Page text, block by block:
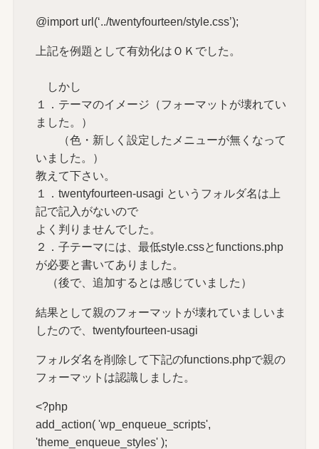
@import url(‘../twentyfourteen/style.css’);
上記を例題として有効化はＯＫでした。
しかし
１．テーマのイメージ（フォーマットが壊れてい
ました。）
（色・新しく設定したメニューが無くなって
いました。）
教えて下さい。
１．twentyfourteen-usagi というフォルダ名は上
記で記入がないので
よく判りませんでした。
２．子テーマには、最低style.cssとfunctions.php
が必要と書いてありました。
（後で、追加するとは感じていました）
結果として親のフォーマットが壊れていましいま
したので、twentyfourteen-usagi
フォルダ名を削除して下記のfunctions.phpで親の
フォーマットは認識しました。
<?php
add_action( 'wp_enqueue_scripts',
'theme_enqueue_styles' );